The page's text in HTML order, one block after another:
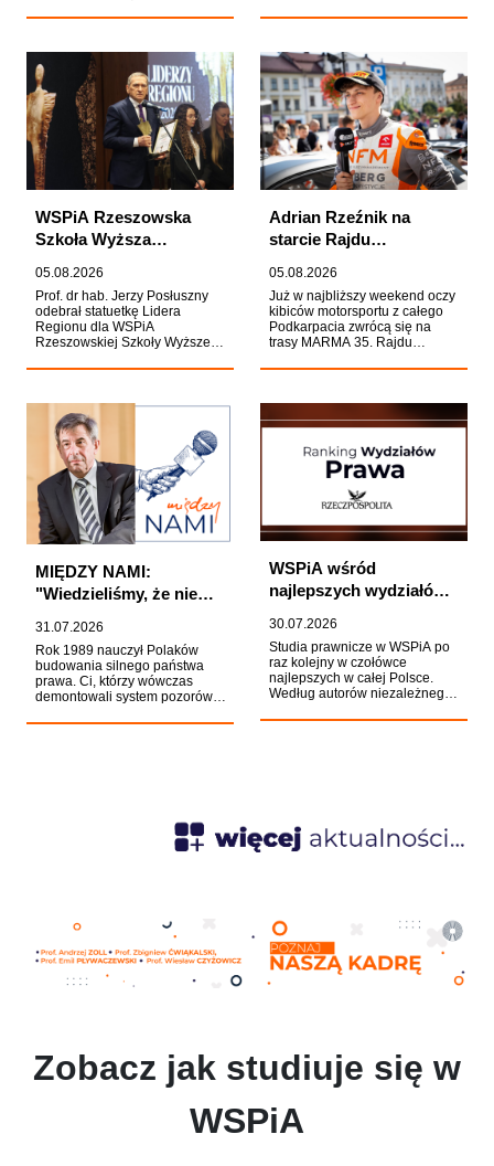
polityki oraz sympatyków i
którzy przez lata współtworzyli
jej akademicką wspólnotę. Trzy
dekady historii spotkały się
tego wieczoru w jednej sali, na
jednej scenie, splatając się w
opowieść o miejscu budującym
swoją tożsamość na
fundamencie niezwykłych
początków. Wydarzeniu
towarzyszyły finezyjna muzyka,
Krasickiego oraz wspomnienia,
których czar wypełnił całą
Filharmonię Podkarpacką.
Wyższej rozpoczęła się II tura
2026/2027. Kandydaci, którzy
chcą rozpocząć studia już od
października, mogą składać
dokumenty do 23 września. O
przyjęciu na studia decyduje
kolejność zgłoszeń.
WSPiA Rzeszowska
Szkoła Wyższa
05.08.2026
Prof. dr hab. Jerzy Posłuszny
odebrał statuetkę Lidera
Regionu dla WSPiA
Rzeszowskiej Szkoły Wyższej
edukacji na rzecz
Kapituła Konkursu
organizowanego gazetę
"Nowiny" doceniła działalność
Uczelni, zwracając szczególną
uwagę na jej rolę w
kształtowaniu wśród Polaków
trwałych kompetencji
społecznych, obywatelskich i
propaństwowych, istotnych z
perspektywy bezpieczeństwa
Adrian Rzeźnik na
starcie Rajdu
o mistrzostwo Polski
05.08.2026
Już w najbliższy weekend oczy
kibiców motorsportu z całego
Podkarpacia zwrócą się na
trasy MARMA 35. Rajdu
zawodników walczących o
Rzeźnik, student WSPiA
Rzeszowskiej Szkoły Wyższej,
w Rajdzie Polski i zdobyciu
miejsca na podium Rajdowych
Samochodowych Mistrzostw
Polski stanie przed własną
publicznością.
MIĘDZY NAMI:
"Wiedzieliśmy, że nie
o odrodzeniu polskiej
praworządności
31.07.2026
Rok 1989 nauczył Polaków
budowania silnego państwa
prawa. Ci, którzy wówczas
demontowali system pozorów,
największym zagrożeniem nie
Andrzej Zoll. Jego relacja z
przeszłości nie brzmi jednak
jak zapis sukcesu transformacji,
WSPiA wśród
najlepszych wydziałów
"Rzeczpospolitej"
30.07.2026
Studia prawnicze w WSPiA po
raz kolejny w czołówce
najlepszych w całej Polsce.
Według autorów niezależnego
„Rzeczpospolitej” naszą
Zobacz jak studiuje się w
WSPiA